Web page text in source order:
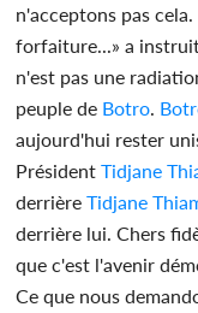
n'acceptons pas
forfaiture...» a
n'est pas une
peuple de Botro
aujourd'hui rester
Président Tidjane
derrière Tidjane
derrière lui. Chers
que c'est l'avenir
Ce que nous